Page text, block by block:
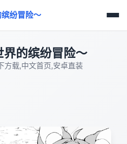
纷冒险～
的缤纷冒险～
方载,中文首页,安卓直装